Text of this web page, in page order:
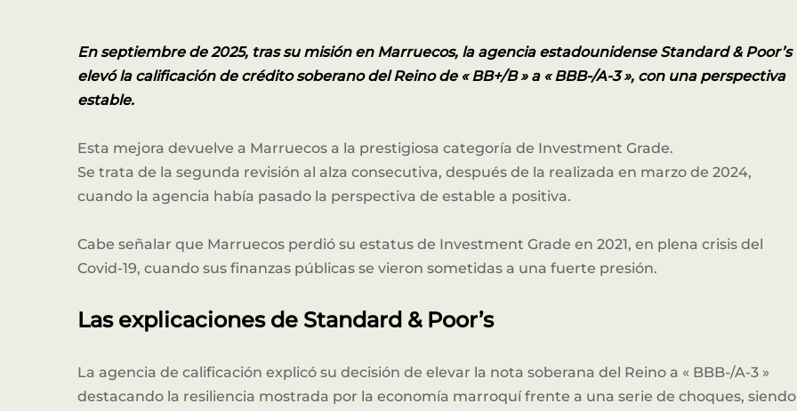
En septiembre de 2025, tras su misión en Marruecos, la agencia estadounidense Standard & Poor’s
elevó la calificación de crédito soberano del Reino de « BB+/B » a « BBB-/A-3 », con una perspectiva
estable.
Esta mejora devuelve a Marruecos a la prestigiosa categoría de Investment Grade.
Se trata de la segunda revisión al alza consecutiva, después de la realizada en marzo de 2024,
cuando la agencia había pasado la perspectiva de estable a positiva.
Cabe señalar que Marruecos perdió su estatus de Investment Grade en 2021, en plena crisis del
Covid-19, cuando sus finanzas públicas se vieron sometidas a una fuerte presión.
Las explicaciones de Standard & Poor’s
La agencia de calificación explicó su decisión de elevar la nota soberana del Reino a « BBB-/A-3 »
destacando la resiliencia mostrada por la economía marroquí frente a una serie de choques, siendo